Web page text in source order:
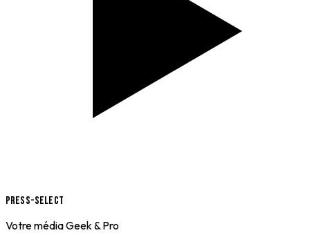
Press-Select
Votre média Geek & Pro